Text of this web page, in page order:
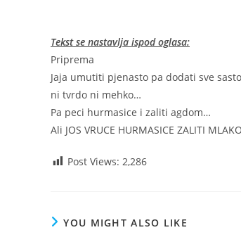
Tekst se nastavlja ispod oglasa:
Priprema
Jaja umutiti pjenasto pa dodati sve
ni tvrdo ni mehko…
Pa peci hurmasice i zaliti agdom…
Ali JOS VRUCE HURMASICE ZALITI
Post Views: 2,286
YOU MIGHT ALSO LIKE